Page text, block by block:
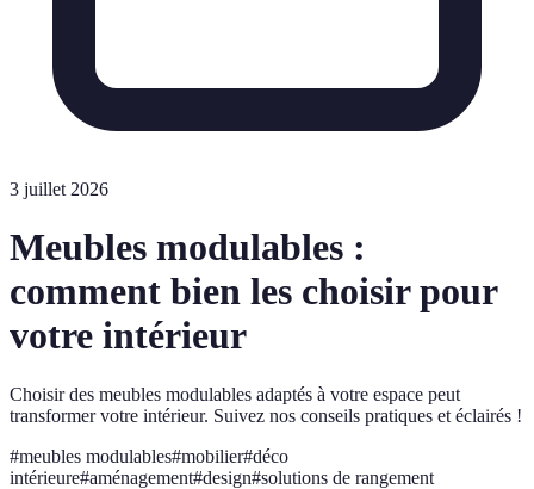
3 juillet 2026
Meubles modulables :
comment bien les choisir pour
votre intérieur
Choisir des meubles modulables adaptés à votre espace peut
transformer votre intérieur. Suivez nos conseils pratiques et éclairés !
#meubles modulables#mobilier#déco
intérieure#aménagement#design#solutions de rangement